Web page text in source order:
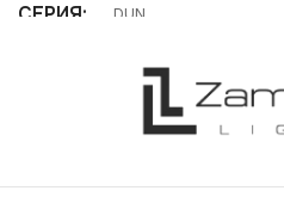
СЕРИЯ DUN
ЦВЕТНА ТЕМПЕРАТУРА